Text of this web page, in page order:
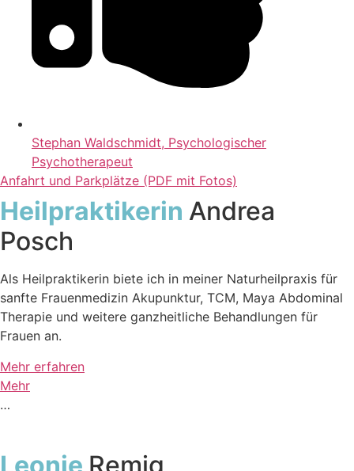
Stephan Waldschmidt, Psychologischer
Psychotherapeut
Anfahrt und Parkplätze (PDF mit Fotos)
Heilpraktikerin Andrea
Posch
Als Heilpraktikerin biete ich in meiner Naturheilpraxis für
sanfte Frauenmedizin Akupunktur, TCM, Maya Abdominal
Therapie und weitere ganzheitliche Behandlungen für
Frauen an.
Mehr erfahren
Mehr
…